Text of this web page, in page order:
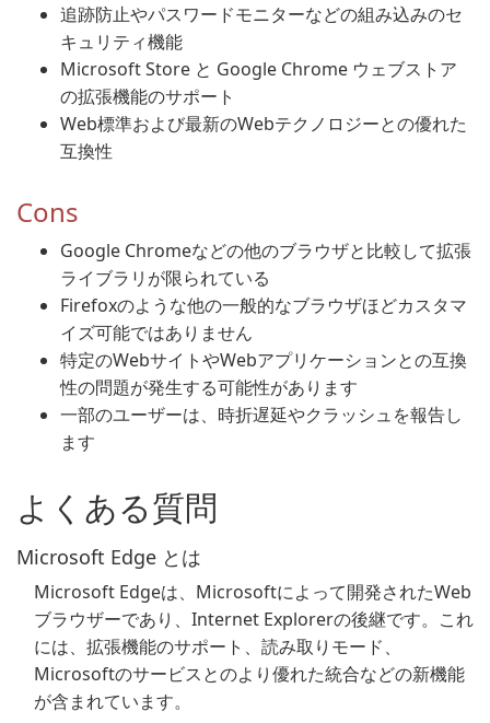
追跡防止やパスワードモニターなどの組み込みのセ
キュリティ機能
Microsoft Store と Google Chrome ウェブストア
の拡張機能のサポート
Web標準および最新のWebテクノロジーとの優れた
互換性
Cons
Google Chromeなどの他のブラウザと比較して拡張
ライブラリが限られている
Firefoxのような他の一般的なブラウザほどカスタマ
イズ可能ではありません
特定のWebサイトやWebアプリケーションとの互換
性の問題が発生する可能性があります
一部のユーザーは、時折遅延やクラッシュを報告し
ます
よくある質問
Microsoft Edge とは
Microsoft Edgeは、Microsoftによって開発されたWeb
ブラウザーであり、Internet Explorerの後継です。これ
には、拡張機能のサポート、読み取りモード、
Microsoftのサービスとのより優れた統合などの新機能
が含まれています。